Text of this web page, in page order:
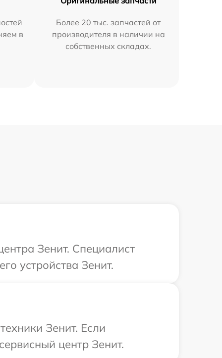
в
Более 20 тыс. запчастей от
производителя в наличии на
собственных складах.
Зенит. Специалист
устройства Зенит.
Зенит. Если
центр Зенит.